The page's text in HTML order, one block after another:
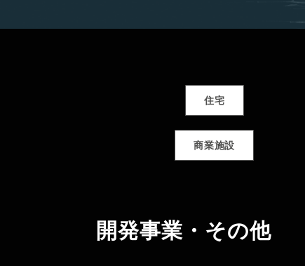
住宅
商業施設
開発事業・その他